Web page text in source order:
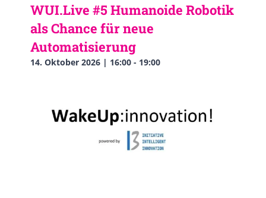
WUI.Live #5 Humanoide Robotik
als Chance für neue
Automatisierung
14. Oktober 2026 | 16:00 - 19:00